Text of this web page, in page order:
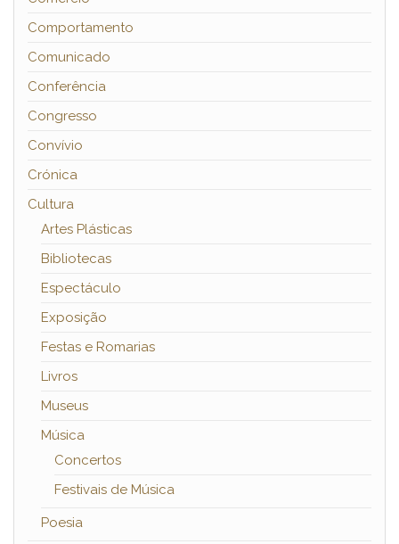
Comportamento
Comunicado
Conferência
Congresso
Convívio
Crónica
Cultura
Artes Plásticas
Bibliotecas
Espectáculo
Exposição
Festas e Romarias
Livros
Museus
Música
Concertos
Festivais de Música
Poesia